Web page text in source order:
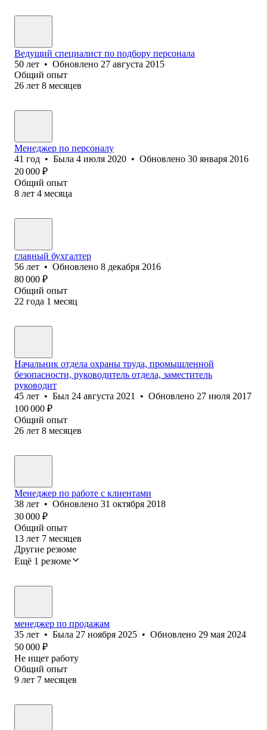
Ведущий специалист по подбору персонала
50 лет • Обновлено 27 августа 2015
Общий опыт
26 лет 8 месяцев
Менеджер по персоналу
41 год • Была 4 июля 2020 • Обновлено 30 января 2016
20 000 ₽
Общий опыт
8 лет 4 месяца
главный бухгалтер
56 лет • Обновлено 8 декабря 2016
80 000 ₽
Общий опыт
22 года 1 месяц
Начальник отдела охраны труда, промышленной
безопасности, руководитель отдела, заместитель
руководит
45 лет • Был 24 августа 2021 • Обновлено 27 июля 2017
100 000 ₽
Общий опыт
26 лет 8 месяцев
Менеджер по работе с клиентами
38 лет • Обновлено 31 октября 2018
30 000 ₽
Общий опыт
13 лет 7 месяцев
Другие резюме
Ещё 1 резюме
менеджер по продажам
35 лет • Была 27 ноября 2025 • Обновлено 29 мая 2024
50 000 ₽
Не ищет работу
Общий опыт
9 лет 7 месяцев